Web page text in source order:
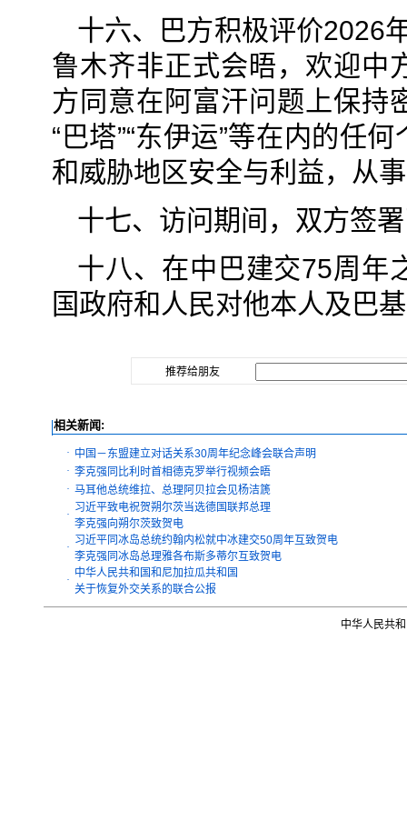
十六、巴方积极评价2026
鲁木齐非正式会晤，欢迎中
方同意在阿富汗问题上保持
“巴塔”“东伊运”等在内的任
和威胁地区安全与利益，从
十七、访问期间，双方签
十八、在中巴建交75周年
国政府和人民对他本人及巴
推荐给朋友
相关新闻:
· 中国－东盟建立对话关系30周年纪念峰会联合声明
· 李克强同比利时首相德克罗举行视频会晤
· 马耳他总统维拉、总理阿贝拉会见杨洁篪
·
习近平致电祝贺朔尔茨当选德国联邦总理
李克强向朔尔茨致贺电
·
习近平同冰岛总统约翰内松就中冰建交50周年互致贺电
李克强同冰岛总理雅各布斯多蒂尔互致贺电
·
中华人民共和国和尼加拉瓜共和国
关于恢复外交关系的联合公报
中华人民共